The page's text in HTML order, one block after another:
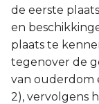
de eerste
en
plaats te
tegenover de
van ouderdom
2), vervolgens